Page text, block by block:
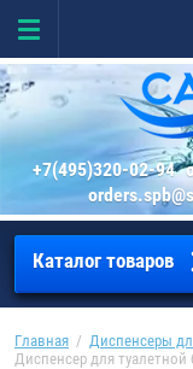
+7(495)320-02-94
Каталог товаров
Главная
  /
Диспенсеры
Диспенсер для туалетной